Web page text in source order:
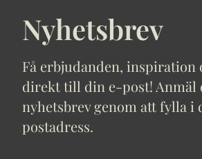
Nyhetsbrev
Få erbjudanden, inspiration
direkt till din e-post!
nyhetsbrev genom att fylla i
postadress.